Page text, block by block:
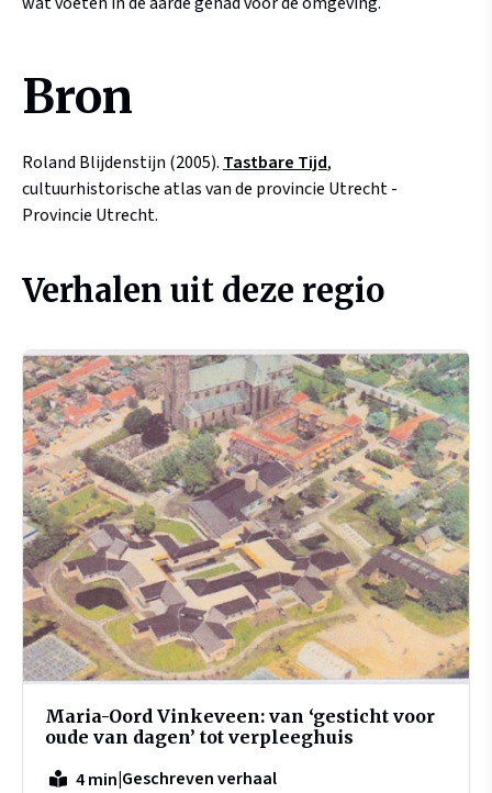
Bron
Roland Blijdenstijn (2005). Tastbare Tijd,
cultuurhistorische atlas van de provincie Utrecht -
Provincie Utrecht.
Verhalen uit deze regio
Maria-Oord Vinkeveen: van ‘gesticht voor
oude van dagen’ tot verpleeghuis
4 min|Geschreven verhaal